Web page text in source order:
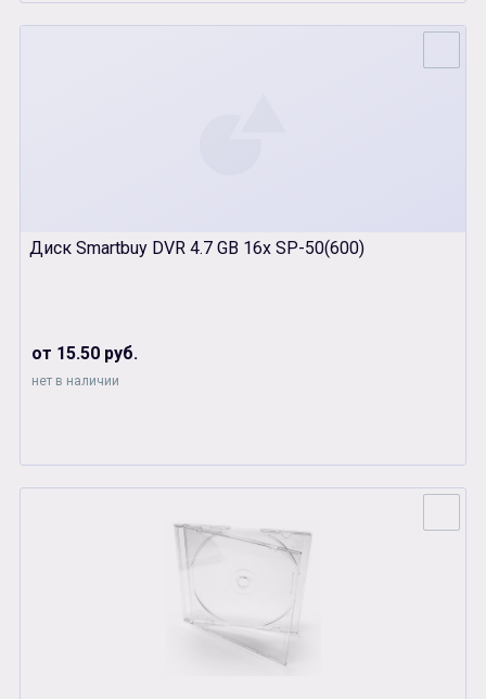
Диск Smartbuy DVR 4.7 GB 16x SP-50(600)
от 15.50 руб.
нет в наличии